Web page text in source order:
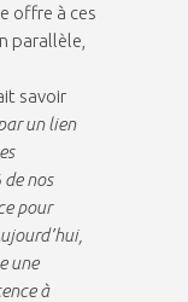
offre à ces
parallèle,
savoir
un lien
de nos
pour
une
à